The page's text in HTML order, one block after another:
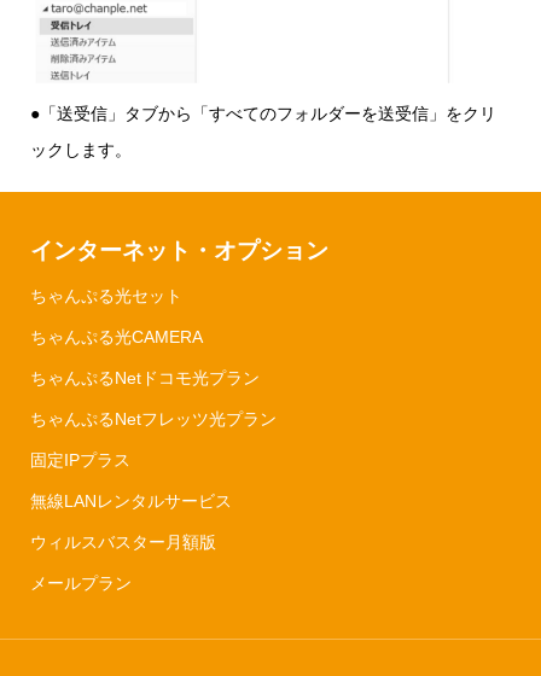
●「送受信」タブから「すべてのフォルダーを送受信」をクリ
ックします。
インターネット・オプション
ちゃんぷる光セット
ちゃんぷる光CAMERA
ちゃんぷるNetドコモ光プラン
ちゃんぷるNetフレッツ光プラン
固定IPプラス
無線LANレンタルサービス
ウィルスバスター月額版
メールプラン